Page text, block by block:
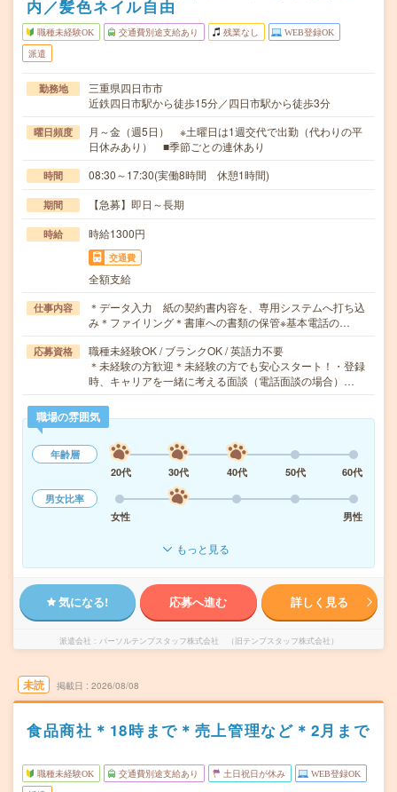
内／髪色ネイル自由
職種未経験OK 交通費別途支給あり 残業なし WEB登録OK
派遣
勤務地
三重県四日市市
近鉄四日市駅から徒歩15分／四日市駅から徒歩3分
曜日頻度
月～金（週5日） ※土曜日は1週交代で出勤（代わりの平
日休みあり） ■季節ごとの連休あり
時間 08:30～17:30(実働8時間 休憩1時間)
期間 【急募】即日～長期
時給 時給1300円
交通費
全額支給
仕事内容
＊データ入力 紙の契約書内容を、専用システムへ打ち込
み＊ファイリング＊書庫への書類の保管※基本電話の…
応募資格
職種未経験OK / ブランクOK / 英語力不要
＊未経験の方歓迎＊未経験の方でも安心スタート！・登録
時、キャリアを一緒に考える面談（電話面談の場合）…
職場の雰囲気
年齢層
20代
30代 40代 50代
60代
男女比率
女性
男性
もっと見る
気になる! 応募へ進む 詳しく見る
派遣会社 パーソルテンプスタッフ株式会社 （旧テンプスタッフ株式会社）
未読 掲載日 2026/08/08
食品商社＊18時まで＊売上管理など＊2月まで
職種未経験OK 交通費別途支給あり 土日祝日が休み WEB登録OK